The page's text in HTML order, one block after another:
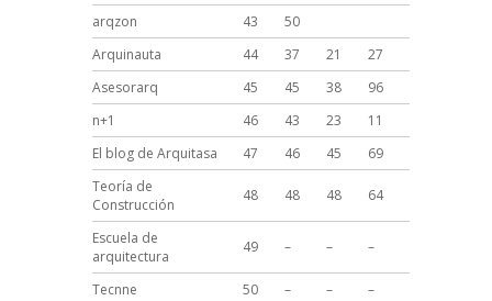
arqzon
43
50
Arquinauta
44 37 21
27
Asesorarq
45 45 38
96
n+1
46 43 23
11
El blog de Arquitasa
47 46 45
69
Teoría de
Construcción
48 48 48 64
Escuela de
arquitectura
49 – – –
Tecnne 50 – – –